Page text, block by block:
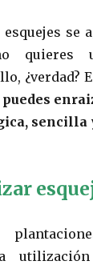
se
quieres
¿verdad?
sencilla